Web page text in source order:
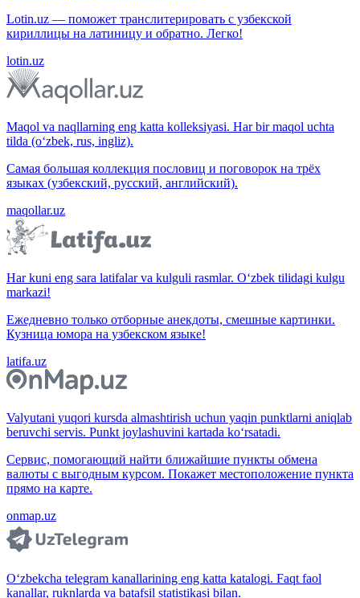
Lotin.uz — поможет транслитерировать с узбекской
кириллицы на латиницу и обратно. Легко!
lotin.uz
Maqol va naqllarning eng katta kolleksiyasi. Har bir maqol uchta
tilda (o‘zbek, rus, ingliz).
Самая большая коллекция пословиц и поговорок на трёх
языках (узбекский, русский, английский).
maqollar.uz
Har kuni eng sara latifalar va kulguli rasmlar. O‘zbek tilidagi kulgu
markazi!
Ежедневно только отборные анекдоты, смешные картинки.
Кузница юмора на узбекском языке!
latifa.uz
Valyutani yuqori kursda almashtirish uchun yaqin punktlarni aniqlab
beruvchi servis. Punkt joylashuvini kartada ko‘rsatadi.
Сервис, помогающий найти ближайшие пункты обмена
валюты с выгодным курсом. Покажет местоположение пункта
прямо на карте.
onmap.uz
O‘zbekcha telegram kanallarining eng katta katalogi. Faqt faol
kanallar, ruknlarda va batafsil statistikasi bilan.